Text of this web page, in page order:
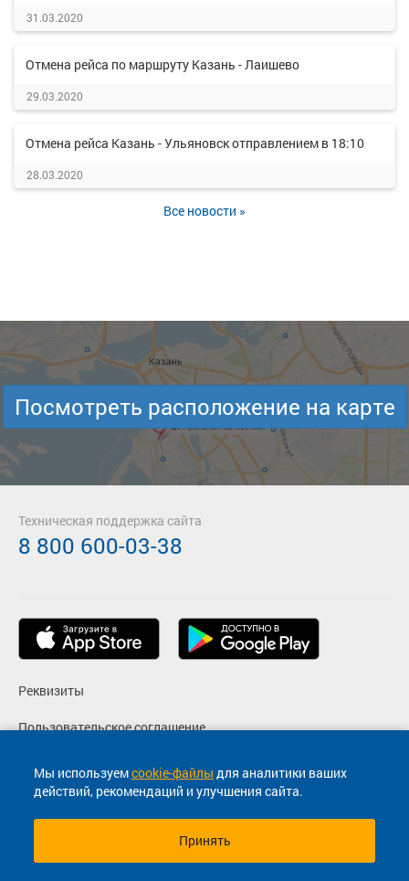
31.03.2020
Отмена рейса по маршруту Казань - Лаишево
29.03.2020
Отмена рейса Казань - Ульяновск отправлением в 18:10
28.03.2020
Все новости »
Мы используемcookie-файлы для аналитики ваших
действий, рекомендаций и улучшения сайта.
Принять
Посмотреть расположение на карте
Реквизиты
Пользовательское соглашение
Политика конфиденциальности
Согласие на маркетинговые сообщения
Техническая поддержка сайта
8 800 600-03-38
© 2013-2026, ООО "Капитал"- Онлайн сервис продажи